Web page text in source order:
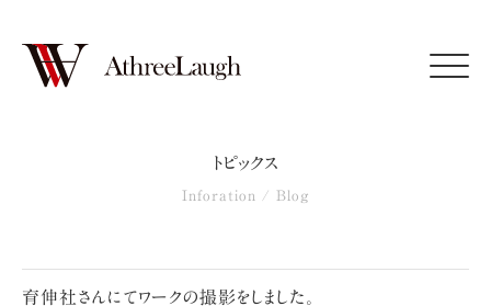
Click
トピックス
Inforation / Blog
育伸社さんにてワークの撮影をしました。